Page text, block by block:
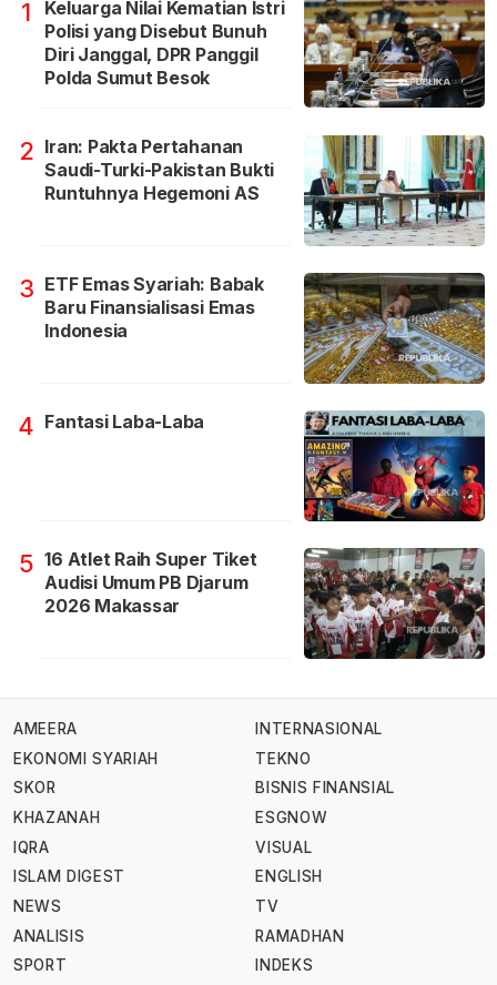
1
Keluarga Nilai Kematian Istri
Polisi yang Disebut Bunuh
Diri Janggal, DPR Panggil
Polda Sumut Besok
2 Iran: Pakta Pertahanan
Saudi-Turki-Pakistan Bukti
Runtuhnya Hegemoni AS
3 ETF Emas Syariah: Babak
Baru Finansialisasi Emas
Indonesia
4 Fantasi Laba-Laba
5 16 Atlet Raih Super Tiket
Audisi Umum PB Djarum
2026 Makassar
AMEERA
EKONOMI SYARIAH
SKOR
KHAZANAH
IQRA
ISLAM DIGEST
NEWS
ANALISIS
SPORT
INTERNASIONAL
TEKNO
BISNIS FINANSIAL
ESGNOW
VISUAL
ENGLISH
TV
RAMADHAN
INDEKS